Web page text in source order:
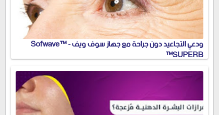
ودعي التجاعيد دون جراحة مع جهاز سوف ويف - Sofwave™
SUPERB™